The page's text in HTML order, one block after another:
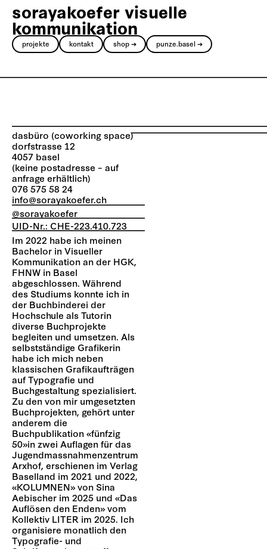
sorayakoefer visuelle
kommunikation
projekte kontakt shop ➔ punze.basel ➔
dasbüro (coworking space)
dorfstrasse 12
4057 basel
(keine postadresse – auf
anfrage erhältlich)
076 575 58 24
info@sorayakoefer.ch
@sorayakoefer
UID-Nr.: CHE-223.410.723
Im 2022 habe ich meinen
Bachelor in Visueller
Kommunikation an der HGK,
FHNW in Basel
abgeschlossen. Während
des Studiums konnte ich in
der Buchbinderei der
Hochschule als Tutorin
diverse Buchprojekte
begleiten und umsetzen. Als
selbstständige Grafikerin
habe ich mich neben
klassischen Grafikaufträgen
auf Typografie und
Buchgestaltung spezialisiert.
Zu den von mir umgesetzten
Buchprojekten, gehört unter
anderem die
Buchpublikation «fünfzig
50»in zwei Auflagen für das
Jugendmassnahmenzentrum
Arxhof, erschienen im Verlag
Baselland im 2021 und 2022,
«KOLUMNEN» von Sina
Aebischer im 2025 und «Das
Auflösen den Enden» vom
Kollektiv LITER im 2025. Ich
organisiere monatlich den
Typografie- und